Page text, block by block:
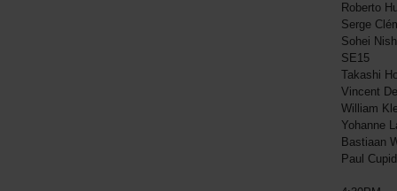
Roberto
Serge
Sohei
SE15
Takashi
Vincent
William
Yohanne
Bastiaan
Paul